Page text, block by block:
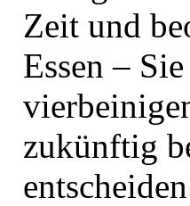
Zeit und
Essen –
zukünftig